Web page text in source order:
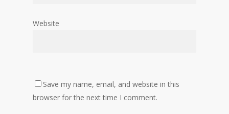
Website
Save my name, email, and website in this
browser for the next time I comment.